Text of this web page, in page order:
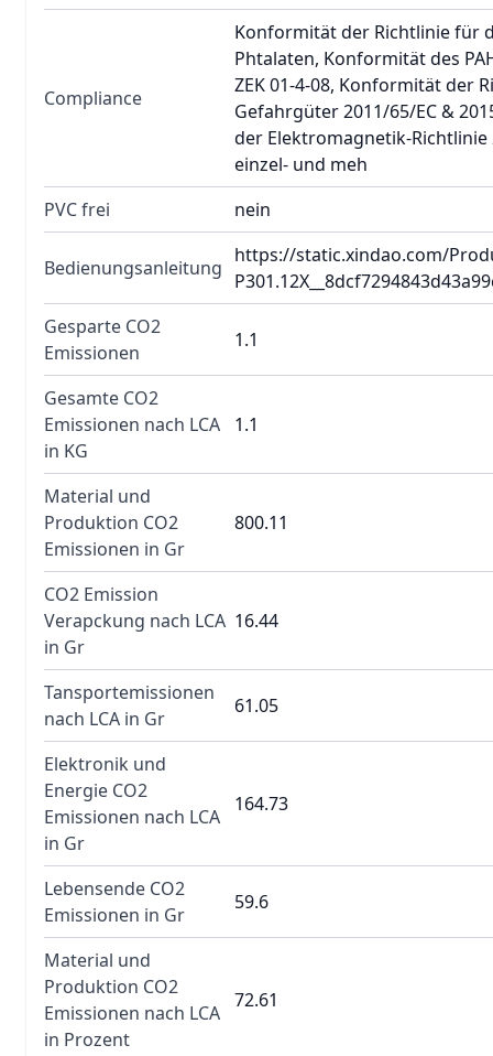
Compliance
Konformität der Richtlinie für
Phtalaten, Konformität des
ZEK 01-4-08, Konformität der
Gefahrgüter 2011/65/EC &
der Elektromagnetik-Richtlinie
einzel- und meh
PVC frei
nein
Bedienungsanleitung
https://static.xindao.com/
Gesparte CO2
Emissionen
1.1
Gesamte CO2
Emissionen nach LCA
in KG
1.1
Material und
Produktion CO2
Emissionen in Gr
800.11
CO2 Emission
Verapckung nach LCA
in Gr
16.44
Tansportemissionen
nach LCA in Gr
61.05
Elektronik und
Energie CO2
Emissionen nach LCA
in Gr
164.73
Lebensende CO2
Emissionen in Gr
59.6
Material und
Produktion CO2
Emissionen nach LCA
in Prozent
72.61